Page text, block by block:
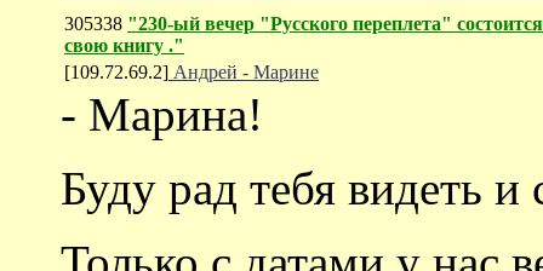
305338 "230-ый вечер "Русского переплета"
свою книгу ."
[109.72.69.2] Андрей - Марине
- Марина!
Буду рад тебя видеть